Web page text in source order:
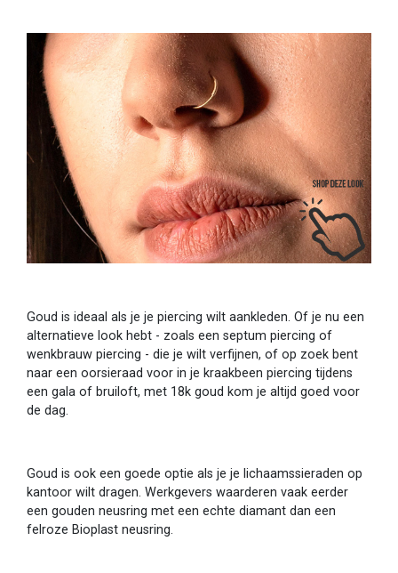
Goud is ideaal als je je piercing wilt aankleden. Of je nu een
alternatieve look hebt - zoals een septum piercing of
wenkbrauw piercing - die je wilt verfijnen, of op zoek bent
naar een oorsieraad voor in je kraakbeen piercing tijdens
een gala of bruiloft, met 18k goud kom je altijd goed voor
de dag.
Goud is ook een goede optie als je je lichaamssieraden op
kantoor wilt dragen. Werkgevers waarderen vaak eerder
een gouden neusring met een echte diamant ​​dan een
felroze Bioplast neusring.